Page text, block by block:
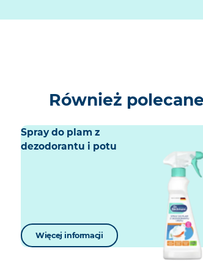
Również polecane
Spray do plam z
dezodorantu i potu
Więcej informacji